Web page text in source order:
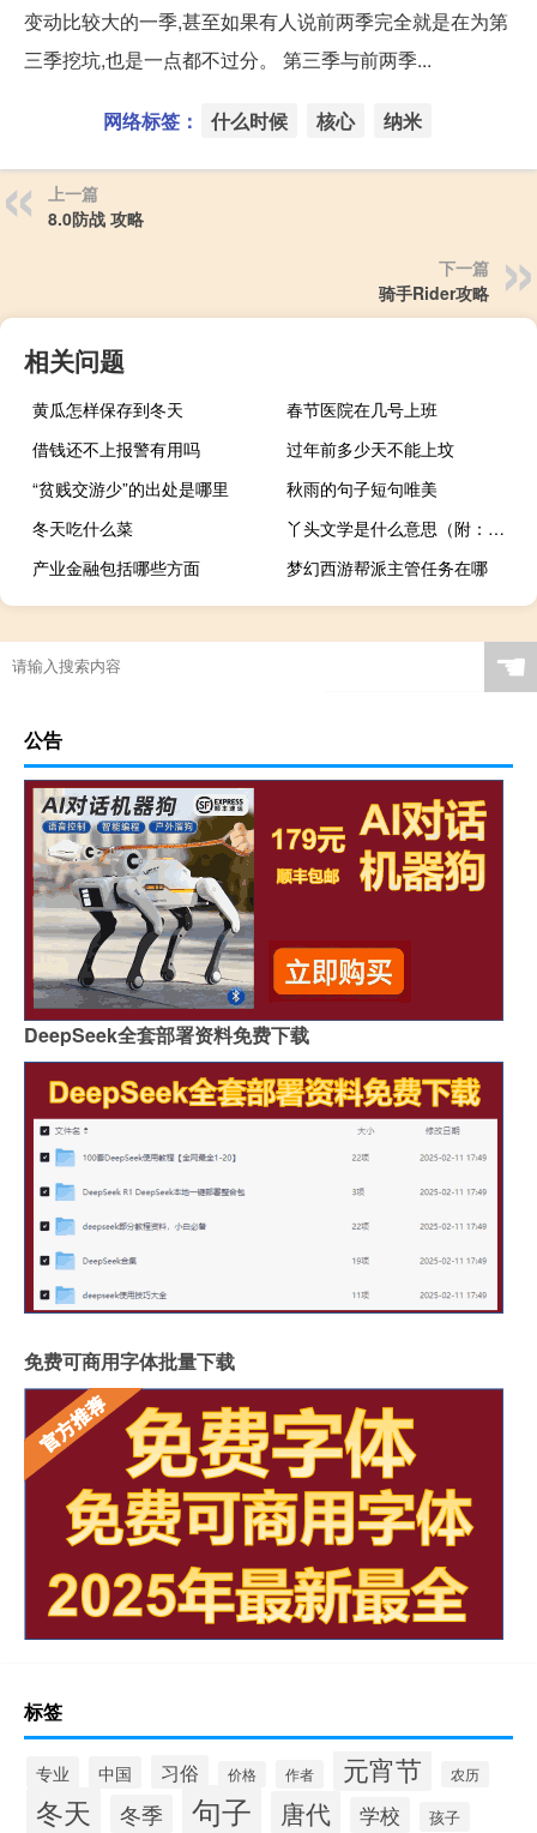
变动比较大的一季,甚至如果有人说前两季完全就是在为第
三季挖坑,也是一点都不过分。 第三季与前两季...
网络标签： 什么时候 核心 纳米
上一篇
8.0防战 攻略
下一篇
骑手Rider攻略
相关问题
黄瓜怎样保存到冬天
春节医院在几号上班
借钱还不上报警有用吗
过年前多少天不能上坟
“贫贱交游少”的出处是哪里
秋雨的句子短句唯美
冬天吃什么菜
丫头文学是什么意思（附：丫头文学经典语录）什么梗
产业金融包括哪些方面
梦幻西游帮派主管任务在哪
☚
公告
DeepSeek全套部署资料免费下载
免费可商用字体批量下载
标签
专业 中国 习俗 价格 作者 元宵节 农历
冬天 冬季 句子 唐代 学校 孩子